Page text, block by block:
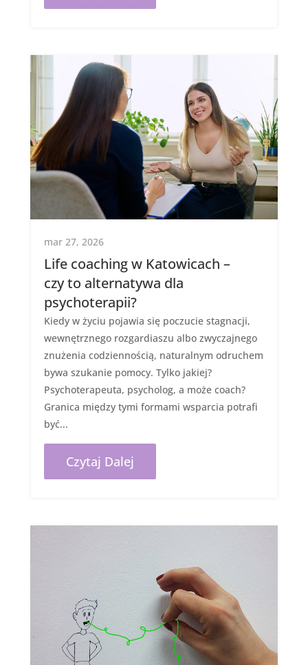
Life coaching w Katowicach –
czy to alternatywa dla
psychoterapii?
mar 27, 2026
Kiedy w życiu pojawia się poczucie stagnacji,
wewnętrznego rozgardiaszu albo zwyczajnego
znużenia codziennością, naturalnym odruchem
bywa szukanie pomocy. Tylko jakiej?
Psychoterapeuta, psycholog, a może coach?
Granica między tymi formami wsparcia potrafi
być...
Czytaj Dalej